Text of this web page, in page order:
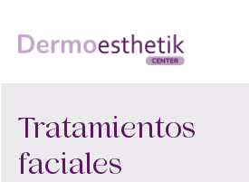
Tratamientos
faciales